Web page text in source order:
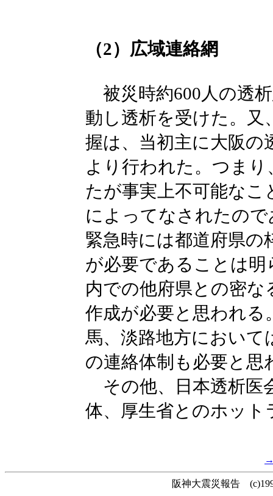
（2）広域連絡網
被災時約600人の透
動し透析を受けた。又
握は、当初主に大阪の
より行われた。つま
たが事実上不可能な
によってなされたの
緊急時には都道府県の
が必要であることは
内での他府県との密な
作成が必要と思われる
馬、淡路地方において
の連絡体制も必要と思
その他、日本透析医
体、厚生省とのホッ
阪神大震災報告